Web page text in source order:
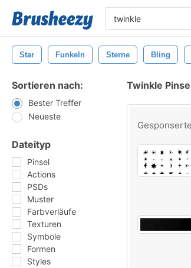
Star Funkeln Sterne Bling
Sortieren nach:
Bester Treffer
Neueste
Dateityp
Pinsel
Actions
PSDs
Muster
Farbverläufe
Texturen
Symbole
Formen
Styles
Twinkle